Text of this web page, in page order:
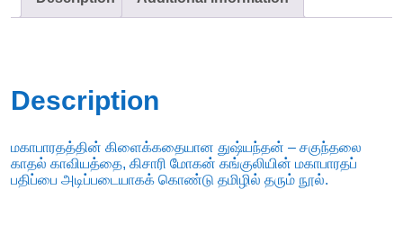
Description
மகாபாரதத்தின் கிளைக்கதையான துஷ்யந்தன் – சகுந்தலை
காதல் காவியத்தை, கிசாரி மோகன் கங்குலியின் மகாபாரதப்
பதிப்பை அடிப்படையாகக் கொண்டு தமிழில் தரும் நூல்.